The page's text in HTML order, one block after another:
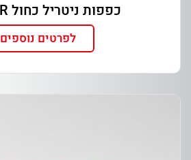
כפפות ניטריל כחול SEMPER
לפרטים נוספים